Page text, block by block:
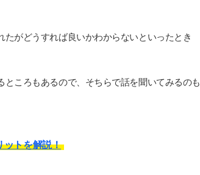
がどうすれば良いかわからないといったとき
ころもあるので、そちらで話を聞いてみるのも
ットを解説！